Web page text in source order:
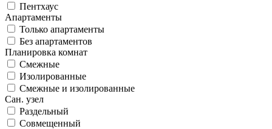
Пентхаус
Апартаменты
Только апартаменты
Без апартаментов
Планировка комнат
Смежные
Изолированные
Смежные и изолированные
Сан. узел
Раздельный
Совмещенный